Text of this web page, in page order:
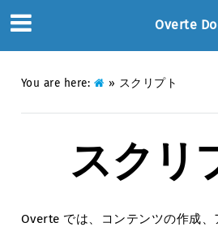
Overte
You are here: » スクリプト
スクリ
Overte では、コンテンツの作成